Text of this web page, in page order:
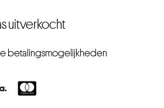
uitverkocht
betalingsmogelijkheden